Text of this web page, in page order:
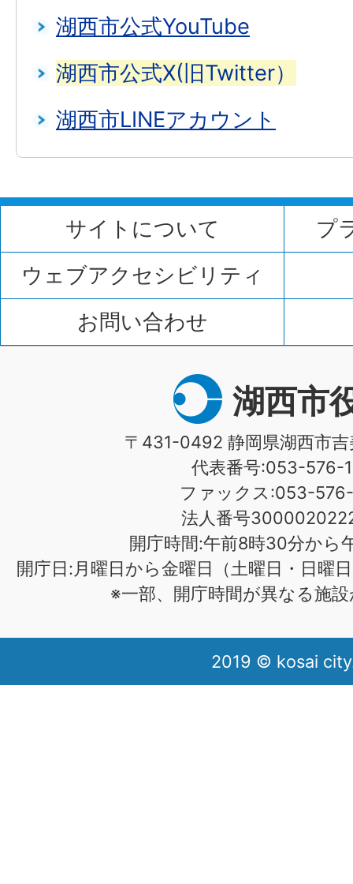
湖西市公式YouTube
湖西市公式X(旧Twitter）
湖西市LINEアカウント
サイトについて
プ
ウェブアクセシビリティ
お問い合わせ
湖西市
〒431-0492 静岡県湖西市
代表番号:053-576-
ファックス:053-576-
法人番号
開庁時間:午前8時30分から
開庁日:月曜日から金曜日（土曜日・日曜
※一部、開庁時間が異なる施
2019 © kosai